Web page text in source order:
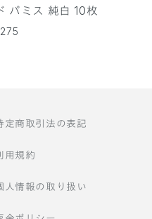
パミス 純白 10枚
定商取引法の表記
用規約
人情報の取り扱い